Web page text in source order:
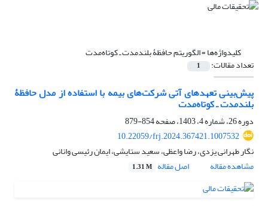
کلیدواژه‌ها =الگوریتم حافظۀ بلندمدت ـ کوتاه‌مدت
تعداد مقالات: 1
پیش‌بینی تعهدهای آتی شرکت‌های بیمه با استفاده از مدل حافظۀ
بلندمدت ـ کوتاه‌مدت
دوره 26، شماره 4، 1403، صفحه
854-879
10.22059/frj.2024.367421.1007532
نگار طهرانی یزدی، رضا واعظی، سعید ستایشی، ایمان رئیسی وانانی
مشاهده مقاله
اصل مقاله 1.31 M